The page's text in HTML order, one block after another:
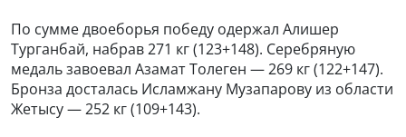
По сумме двоеборья победу одержал Алишер
Турганбай, набрав 271 кг (123+148). Серебряную
медаль завоевал Азамат Толеген — 269 кг (122+147).
Бронза досталась Исламжану Музапарову из области
Жетысу — 252 кг (109+143).